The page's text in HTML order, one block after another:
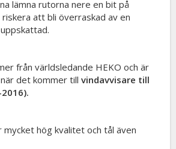
lämna rutorna nere en bit på
att bli överraskad av en
från världsledande HEKO och är
det kommer till vindavvisare till
mycket hög kvalitet och tål även